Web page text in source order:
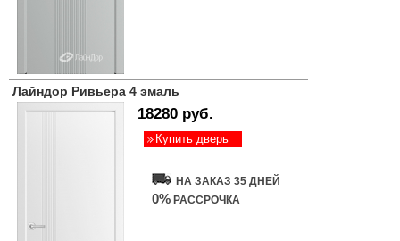
Лайндор Ривьера 4 эмаль
18280 руб.
Купить дверь
НА ЗАКАЗ 35 ДНЕЙ
0% РАССРОЧКА